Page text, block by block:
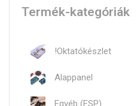
Termék-kategóriák
!Oktatókészlet
Alappanel
Egyéb (ESP)